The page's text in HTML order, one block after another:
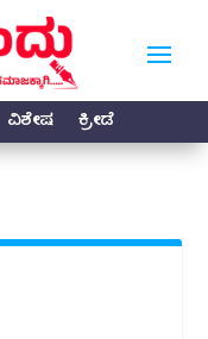
ವಿಶೇಷ ಕ್ರೀಡೆ